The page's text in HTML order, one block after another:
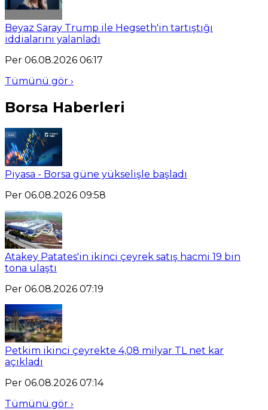
Beyaz Saray Trump ile Hegseth'in tartıştığı
iddialarını yalanladı
Per 06.08.2026 06:17
Tümünü gör ›
Borsa Haberleri
Piyasa - Borsa güne yükselişle başladı
Per 06.08.2026 09:58
Atakey Patates'in ikinci çeyrek satış hacmi 19 bin
tona ulaştı
Per 06.08.2026 07:19
Petkim ikinci çeyrekte 4,08 milyar TL net kar
açıkladı
Per 06.08.2026 07:14
Tümünü gör ›